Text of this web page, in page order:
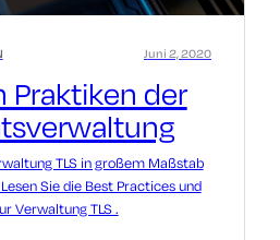
Praktiken der
Juni 2, 2020
TLS in großem Maßstab
Sie die Best Practices und
Verwaltung TLS .